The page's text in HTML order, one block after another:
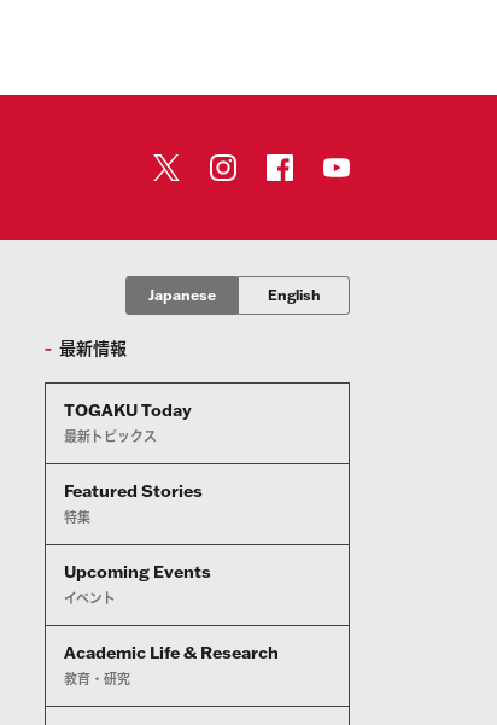
Japanese English
最新情報
TOGAKU Today
最新トピックス
Featured Stories
特集
Upcoming Events
イベント
Academic Life & Research
教育・研究